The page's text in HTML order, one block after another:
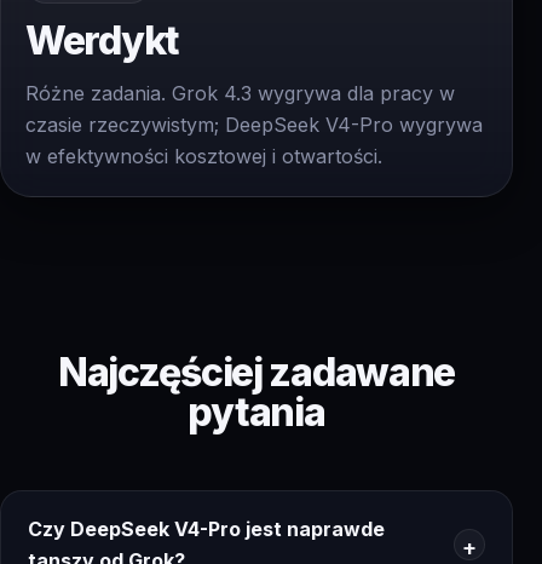
Werdykt
Różne zadania. Grok 4.3 wygrywa dla pracy w
czasie rzeczywistym; DeepSeek V4-Pro wygrywa
w efektywności kosztowej i otwartości.
Najczęściej zadawane
pytania
Czy DeepSeek V4-Pro jest naprawde